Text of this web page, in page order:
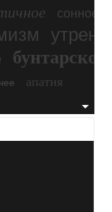
сонное
бунтарское
апатия